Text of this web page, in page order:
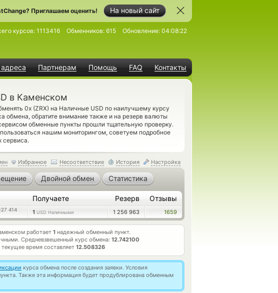
На новый сайт
Приглашаем оценить!
Партнерам Помощь FAQ Контакты
курсов: 1113416 Обменников: 615 Обновление: 04:08:22
в Каменском
0x (ZRX) на Наличные USD по наилучшему курсу
обмена, обратите внимание также и на резерв валюты
обменные пункты прошли тщательную проверку.
нашим мониторингом, советуем подробное
сервиса.
Избранное Несоответствие История Настройка
Двойной обмен Статистика
Получаете Резерв Отзывы
414 1 USD Наличными 1 256 963 1659
работает 1 надежный обменный пункт.
Средневзвешенный курс обмена: 12.742100
время составляет 12.508326
курса обмена после создания заявки. Условия
Также эта информация будет продублирована обменным